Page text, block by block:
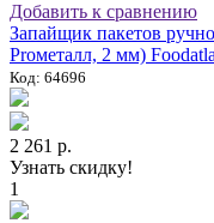
Добавить к сравнению
Запайщик пакетов
Proметалл, 2 мм)
Код: 64696
2 261 р.
Узнать скидку!
1